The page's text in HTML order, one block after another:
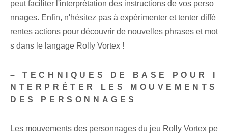
peut faciliter l'interprétation des instructions de vos perso
nnages. ⁢Enfin, ⁤n'hésitez pas à expérimenter et tenter diffé
rentes actions pour découvrir de nouvelles phrases et mot
s dans le langage Rolly Vortex !
– TECHNIQUES DE BASE POUR I
NTERPRÉTER LES MOUVEMENTS
DES PERSONNAGES
Les mouvements des personnages du jeu Rolly Vortex pe